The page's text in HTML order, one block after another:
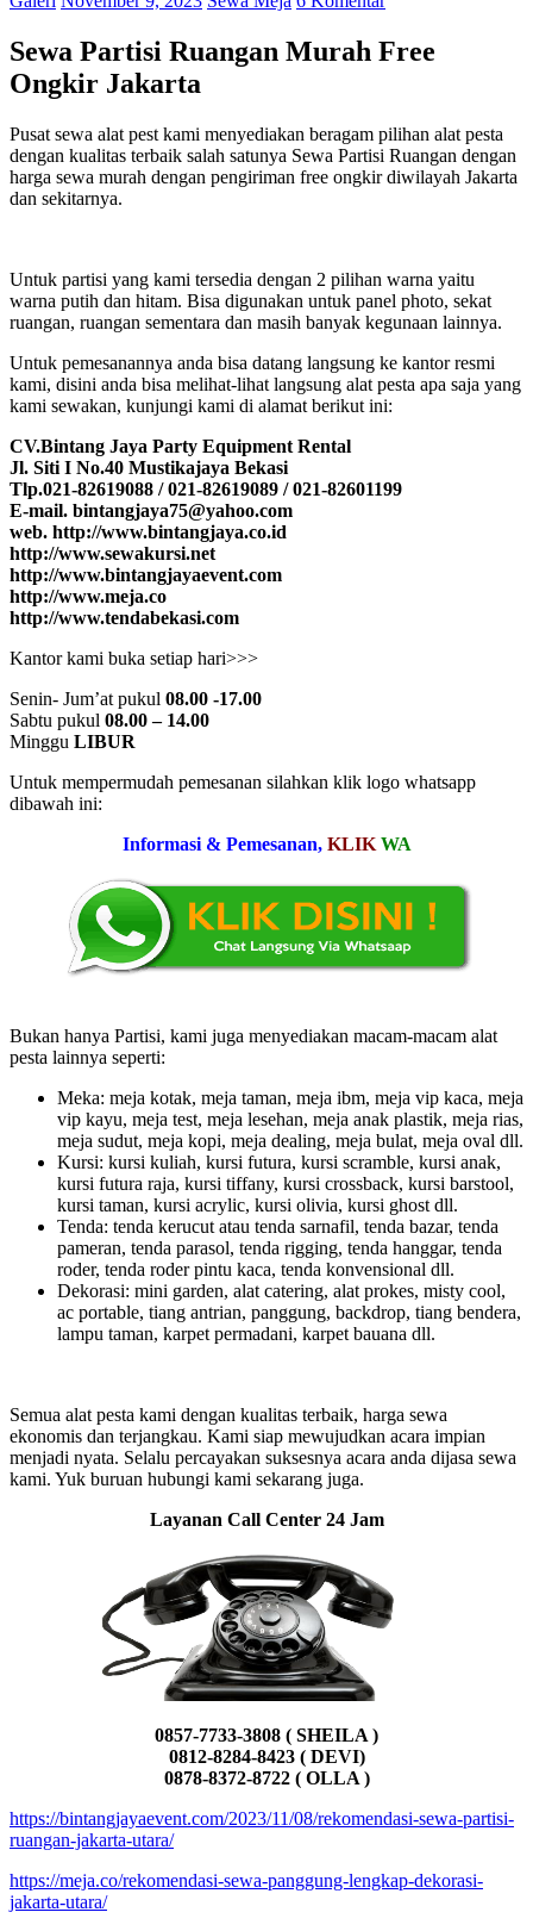
Sewa Partisi Ruangan Murah Free
Ongkir Jakarta
Pusat sewa alat pest kami menyediakan beragam pilihan alat pesta
dengan kualitas terbaik salah satunya Sewa Partisi Ruangan dengan
harga sewa murah dengan pengiriman free ongkir diwilayah Jakarta
dan sekitarnya.
Untuk partisi yang kami tersedia dengan 2 pilihan warna yaitu
warna putih dan hitam. Bisa digunakan untuk panel photo, sekat
ruangan, ruangan sementara dan masih banyak kegunaan lainnya.
Untuk pemesanannya anda bisa datang langsung ke kantor resmi
kami, disini anda bisa melihat-lihat langsung alat pesta apa saja yang
kami sewakan, kunjungi kami di alamat berikut ini:
CV.Bintang Jaya Party Equipment Rental
Jl. Siti I No.40 Mustikajaya Bekasi
Tlp.021-82619088 / 021-82619089 / 021-82601199
E-mail. bintangjaya75@yahoo.com
web. http://www.bintangjaya.co.id
http://www.sewakursi.net
http://www.bintangjayaevent.com
http://www.meja.co
http://www.tendabekasi.com
Kantor kami buka setiap hari>>>
Senin- Jum’at pukul 08.00 -17.00
Sabtu pukul 08.00 – 14.00
Minggu LIBUR
Untuk mempermudah pemesanan silahkan klik logo whatsapp
dibawah ini:
Informasi & Pemesanan, KLIK WA
Bukan hanya Partisi, kami juga menyediakan macam-macam alat
pesta lainnya seperti:
Meka: meja kotak, meja taman, meja ibm, meja vip kaca, meja
vip kayu, meja test, meja lesehan, meja anak plastik, meja rias,
meja sudut, meja kopi, meja dealing, meja bulat, meja oval dll.
Kursi: kursi kuliah, kursi futura, kursi scramble, kursi anak,
kursi futura raja, kursi tiffany, kursi crossback, kursi barstool,
kursi taman, kursi acrylic, kursi olivia, kursi ghost dll.
Tenda: tenda kerucut atau tenda sarnafil, tenda bazar, tenda
pameran, tenda parasol, tenda rigging, tenda hanggar, tenda
roder, tenda roder pintu kaca, tenda konvensional dll.
Dekorasi: mini garden, alat catering, alat prokes, misty cool,
ac portable, tiang antrian, panggung, backdrop, tiang bendera,
lampu taman, karpet permadani, karpet bauana dll.
Semua alat pesta kami dengan kualitas terbaik, harga sewa
ekonomis dan terjangkau. Kami siap mewujudkan acara impian
menjadi nyata. Selalu percayakan suksesnya acara anda dijasa sewa
kami. Yuk buruan hubungi kami sekarang juga.
Layanan Call Center 24 Jam
0857-7733-3808 ( SHEILA )
0812-8284-8423 ( DEVI)
0878-8372-8722 ( OLLA )
https://bintangjayaevent.com/2023/11/08/rekomendasi-sewa-partisi-
ruangan-jakarta-utara/
https://meja.co/rekomendasi-sewa-panggung-lengkap-dekorasi-
jakarta-utara/